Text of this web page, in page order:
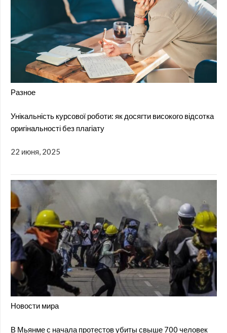
Разное
Унікальність курсової роботи: як досягти високого відсотка
оригінальності без плагіату
22 июня, 2025
Новости мира
В Мьянме с начала протестов убиты свыше 700 человек